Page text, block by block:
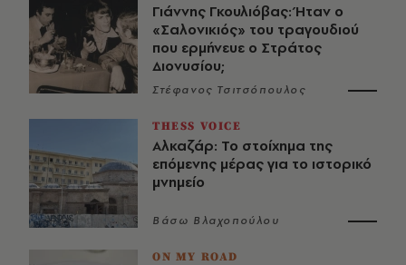
Γιάννης Γκουλιόβας: Ήταν ο
«Σαλονικιός» του τραγουδιού
που ερμήνευε ο Στράτος
Διονυσίου;
Στέφανος Τσιτσόπουλος
THESS VOICE
Αλκαζάρ: Το στοίχημα της
επόμενης μέρας για το ιστορικό
μνημείο
Βάσω Βλαχοπούλου
ON MY ROAD